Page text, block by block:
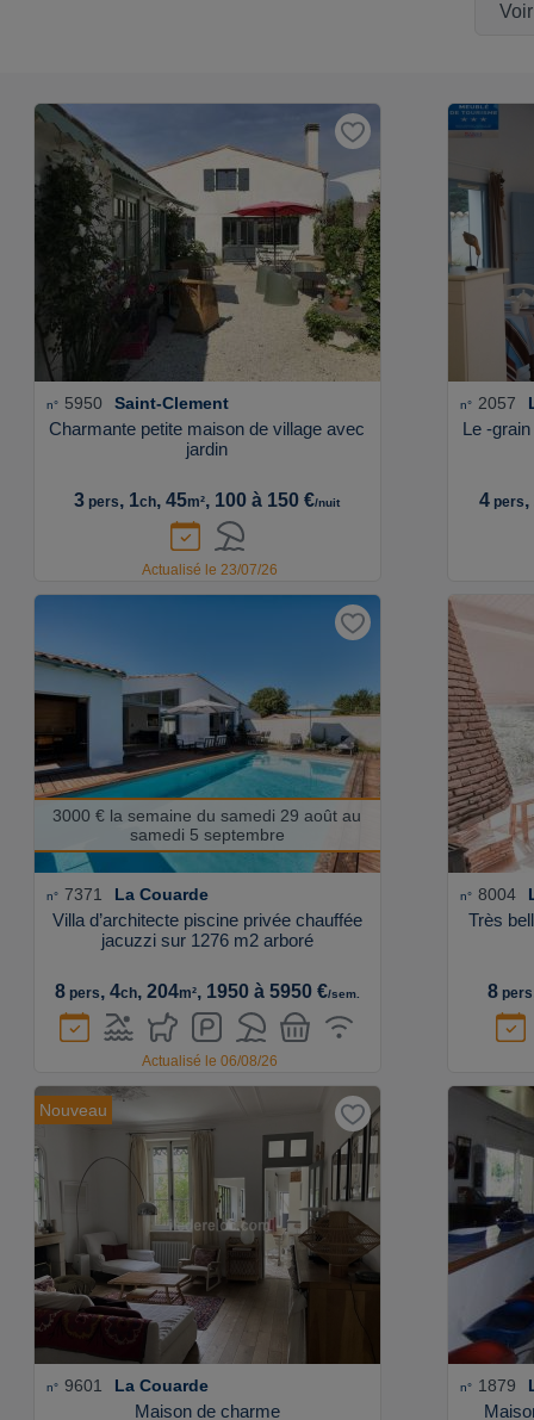
n° 5950 Saint-Clement
Charmante petite maison de village avec
jardin
3 pers, 1ch, 45m², 100 à 150 €/nuit
Actualisé le 23/07/26
n° 2057
Le -
4pers,
n° 7371 La Couarde
Villa d’architecte piscine privée chauffée
jacuzzi sur 1276 m2 arboré
8pers, 4ch, 204m², 1950 à 5950 €/sem.
3000 € la semaine du samedi 29 août au
samedi 5 septembre
Actualisé le 06/08/26
n° 8004
Très
8 pers
n° 9601 La Couarde
Maison de charme
Nouveau
n° 1879